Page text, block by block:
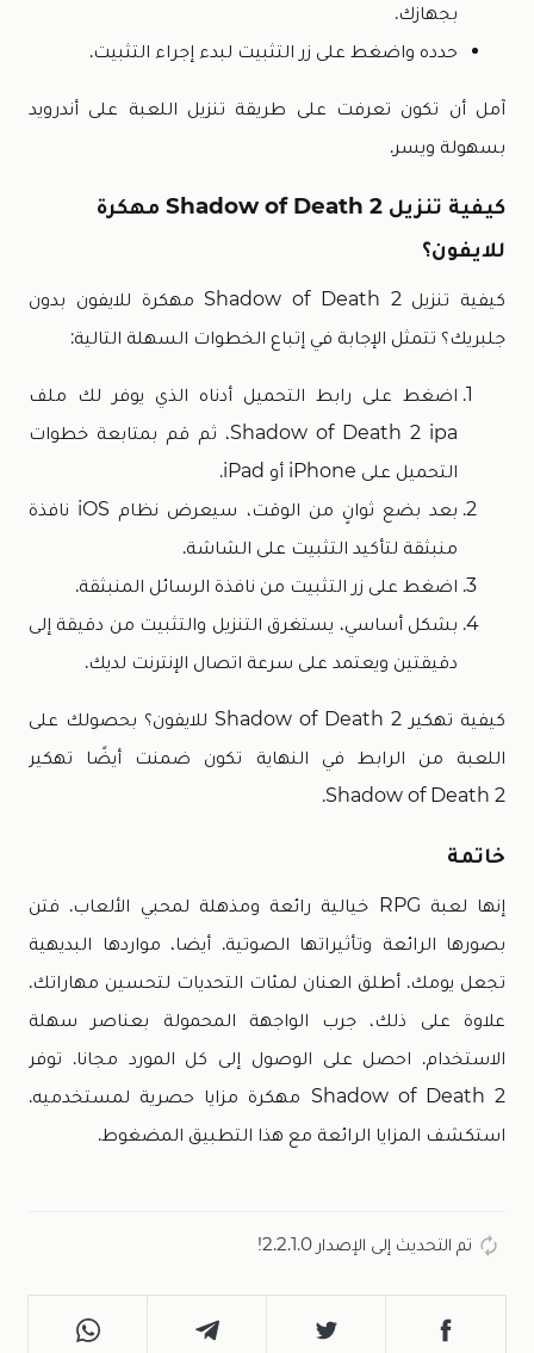
بجهازك.
حدده واضغط على زر التثبيت لبدء إجراء التثبيت.
آمل أن تكون تعرفت على طريقة تنزيل اللعبة على أندرويد
بسهولة ويسر.
كيفية تنزيل Shadow of Death 2 مهكرة
للايفون؟
كيفية تنزيل Shadow of Death 2 مهكرة للايفون بدون
جلبريك؟ تتمثل الإجابة في إتباع الخطوات السهلة التالية:
اضغط على رابط التحميل أدناه الذي يوفر لك ملف
Shadow of Death 2 ipa، ثم قم بمتابعة خطوات
التحميل على iPhone أو iPad.
بعد بضع ثوانٍ من الوقت، سيعرض نظام iOS نافذة
منبثقة لتأكيد التثبيت على الشاشة.
اضغط على زر التثبيت من نافذة الرسائل المنبثقة.
بشكل أساسي، يستغرق التنزيل والتثبيت من دقيقة إلى
دقيقتين ويعتمد على سرعة اتصال الإنترنت لديك.
كيفية تهكير Shadow of Death 2 للايفون؟ بحصولك على
اللعبة من الرابط في النهاية تكون ضمنت أيضًا تهكير
Shadow of Death 2.
خاتمة
إنها لعبة RPG خيالية رائعة ومذهلة لمحبي الألعاب. فتن
بصورها الرائعة وتأثيراتها الصوتية. أيضا، مواردها البديهية
تجعل يومك. أطلق العنان لمئات التحديات لتحسين مهاراتك.
علاوة على ذلك، جرب الواجهة المحمولة بعناصر سهلة
الاستخدام. احصل على الوصول إلى كل المورد مجانا. توفر
Shadow of Death 2 مهكرة مزايا حصرية لمستخدميه.
استكشف المزايا الرائعة مع هذا التطبيق المضغوط.
تم التحديث إلى الإصدار 2.2.1.0!